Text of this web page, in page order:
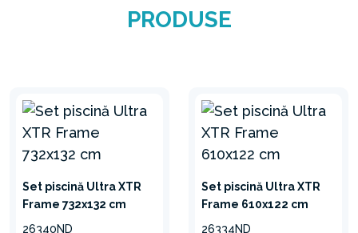
Pompele de filtrare cu nisip
Krystal Clear® asigură o mai
claritate a apei cu
tehnologia Hydro Aeration™.
PRODUSE
Set piscină Ultra XTR
Frame 732x132 cm
26340ND
Set piscină Ultra XTR
Frame 610x122 cm
26334ND